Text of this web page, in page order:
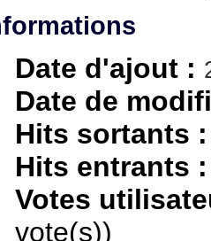
Date d'ajout :
Date de
Hits sortants :
Hits entrants :
Votes
vote(s))